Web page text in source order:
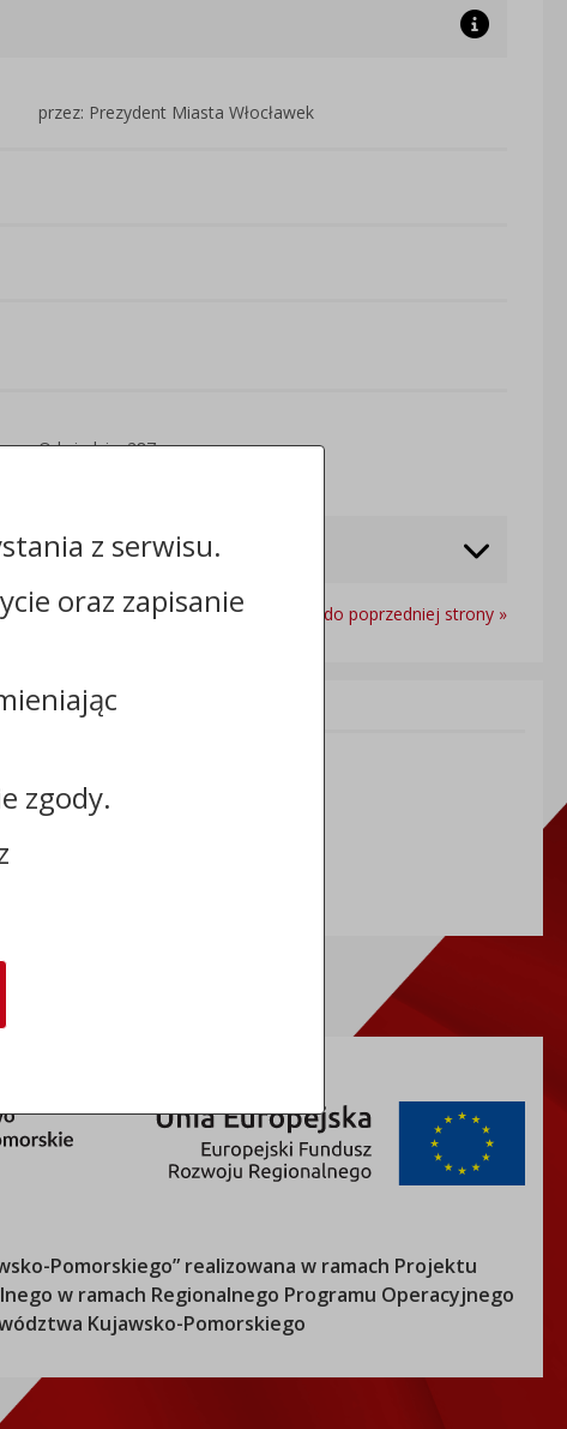
przez: Prezydent Miasta Włocławek
Odwiedzin: 287
Powrót do poprzedniej strony »
Informacje dodatkowe:
REGON: 910866910
TERYT: 0464011
Pomorskiego” realizowana w ramach Projektu
w ramach Regionalnego Programu Operacyjnego
Kujawsko-Pomorskiego
z serwisu.
oraz zapisanie
zgody.